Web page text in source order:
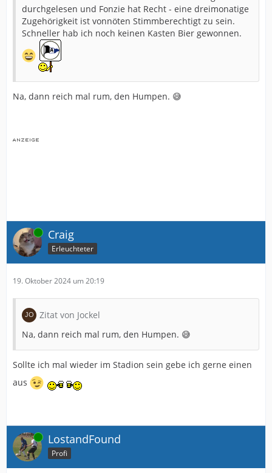
durchgelesen und Fonzie hat Recht - eine dreimonatige
Zugehörigkeit ist vonnöten Stimmberechtigt zu sein.
Schneller hab ich noch keinen Kasten Bier gewonnen.
Na, dann reich mal rum, den Humpen. 😅
Online Craig
Erleuchteter
19. Oktober 2024 um 20:19
Zitat von Jockel
Na, dann reich mal rum, den Humpen. 😅
Sollte ich mal wieder im Stadion sein gebe ich gerne einen
aus
Online LostandFound
Profi